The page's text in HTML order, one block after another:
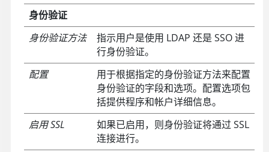
身份验证
身份验证方法
指示用户是使用 LDAP 还是 SSO 进
行身份验证。
配置
用于根据指定的身份验证方法来配置
身份验证的字段和选项。配置选项包
括提供程序和帐户详细信息。
启用 SSL
如果已启用，则身份验证将通过 SSL
连接进行。